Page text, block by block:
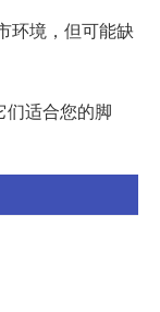
环境，但可能缺
们适合您的脚